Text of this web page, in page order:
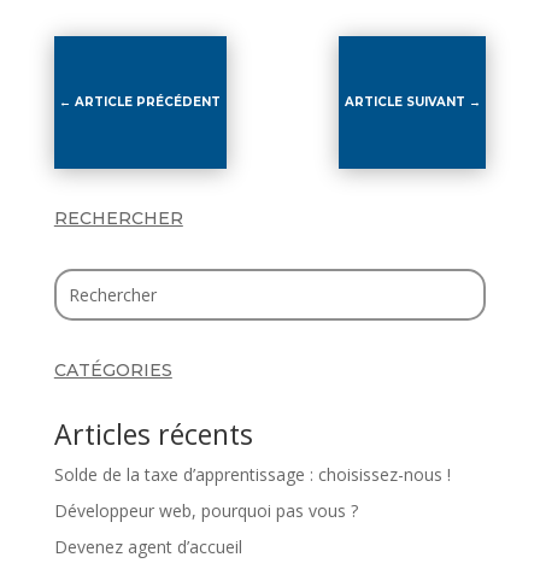
←ARTICLE PRÉCÉDENT ARTICLE SUIVANT →
RECHERCHER
CATÉGORIES
Articles récents
Solde de la taxe d’apprentissage : choisissez-nous !
Développeur web, pourquoi pas vous ?
Devenez agent d’accueil